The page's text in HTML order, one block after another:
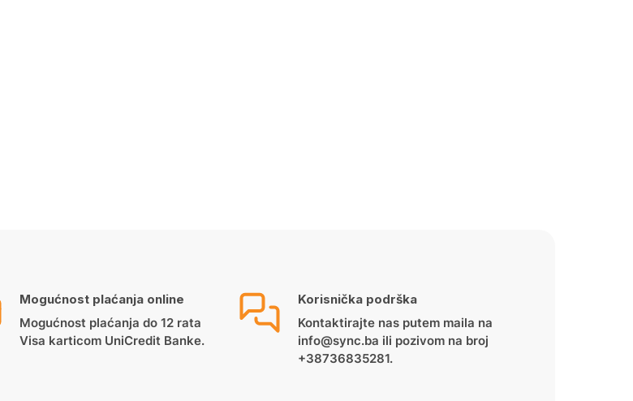
Mogućnost plaćanja online
Mogućnost plaćanja do 12 rata
Visa karticom UniCredit Banke.
Korisnička podrška
Kontaktirajte nas putem maila na
info@sync.ba ili pozivom na broj
+38736835281.